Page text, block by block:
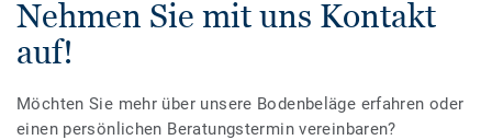
Nehmen Sie mit uns Kontakt
auf!
Möchten Sie mehr über unsere Bodenbeläge erfahren oder
einen persönlichen Beratungstermin vereinbaren?